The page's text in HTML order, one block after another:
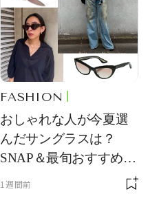
FASHION
おしゃれな人が今夏選
んだサングラスは？
SNAP＆最旬おすすめサ
1週間前